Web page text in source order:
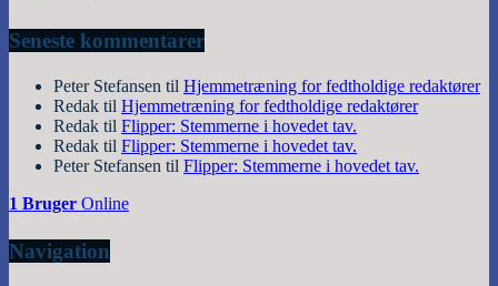
Seneste kommentarer
Peter Stefansen til Hjemmetræning for fedtholdige redaktører
Redak til Hjemmetræning for fedtholdige redaktører
Redak til Flipper: Stemmerne i hovedet tav.
Redak til Flipper: Stemmerne i hovedet tav.
Peter Stefansen til Flipper: Stemmerne i hovedet tav.
1 Bruger Online
Navigation